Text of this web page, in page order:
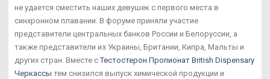
не удается сместить наших девушек с первого места в
синхронном плавании. В форуме приняли участие
представители центральных банков России и Белоруссии, а
также представители из Украины, Британии, Кипра, Мальты и
других стран. Вместе сТестостерон Пропионат British Dispensary
Черкассы тем снизился выпуск химической продукции и